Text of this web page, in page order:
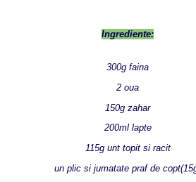
Ingrediente:
300g faina
2 oua
150g zahar
200ml lapte
115g unt topit si racit
un plic si jumatate praf de